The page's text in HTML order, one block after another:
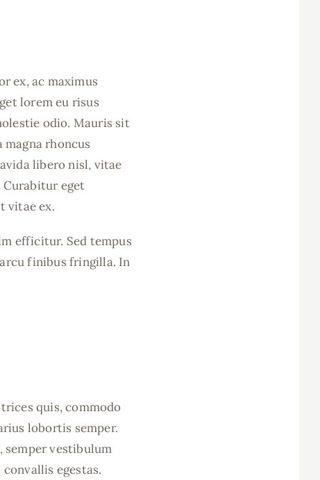
ex, ac maximus
lorem eu risus
odio. Mauris sit
rhoncus
libero nisl, vitae
eget
vitae ex.
efficitur. Sed tempus
finibus fringilla. In
quis, commodo
lobortis semper.
vestibulum
egestas.